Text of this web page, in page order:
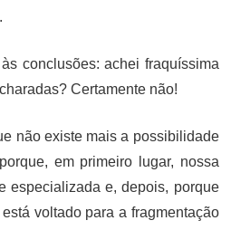
conclusões: achei fraquíssima
Certamente não!
não existe mais a possibilidade
em primeiro lugar, nossa
especializada e, depois, porque
voltado para a fragmentação